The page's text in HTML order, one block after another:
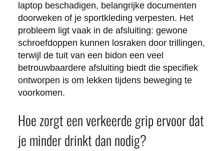
laptop beschadigen, belangrijke documenten
doorweken of je sportkleding verpesten. Het
probleem ligt vaak in de afsluiting: gewone
schroefdoppen kunnen losraken door trillingen,
terwijl de tuit van een bidon een veel
betrouwbaardere afsluiting biedt die specifiek
ontworpen is om lekken tijdens beweging te
voorkomen.
Hoe zorgt een verkeerde grip ervoor dat
je minder drinkt dan nodig?